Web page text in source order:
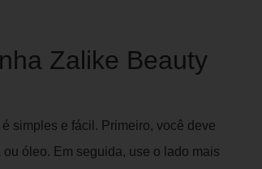
Zalike Beauty
simples e fácil. Primeiro, você deve
óleo. Em seguida, use o lado mais